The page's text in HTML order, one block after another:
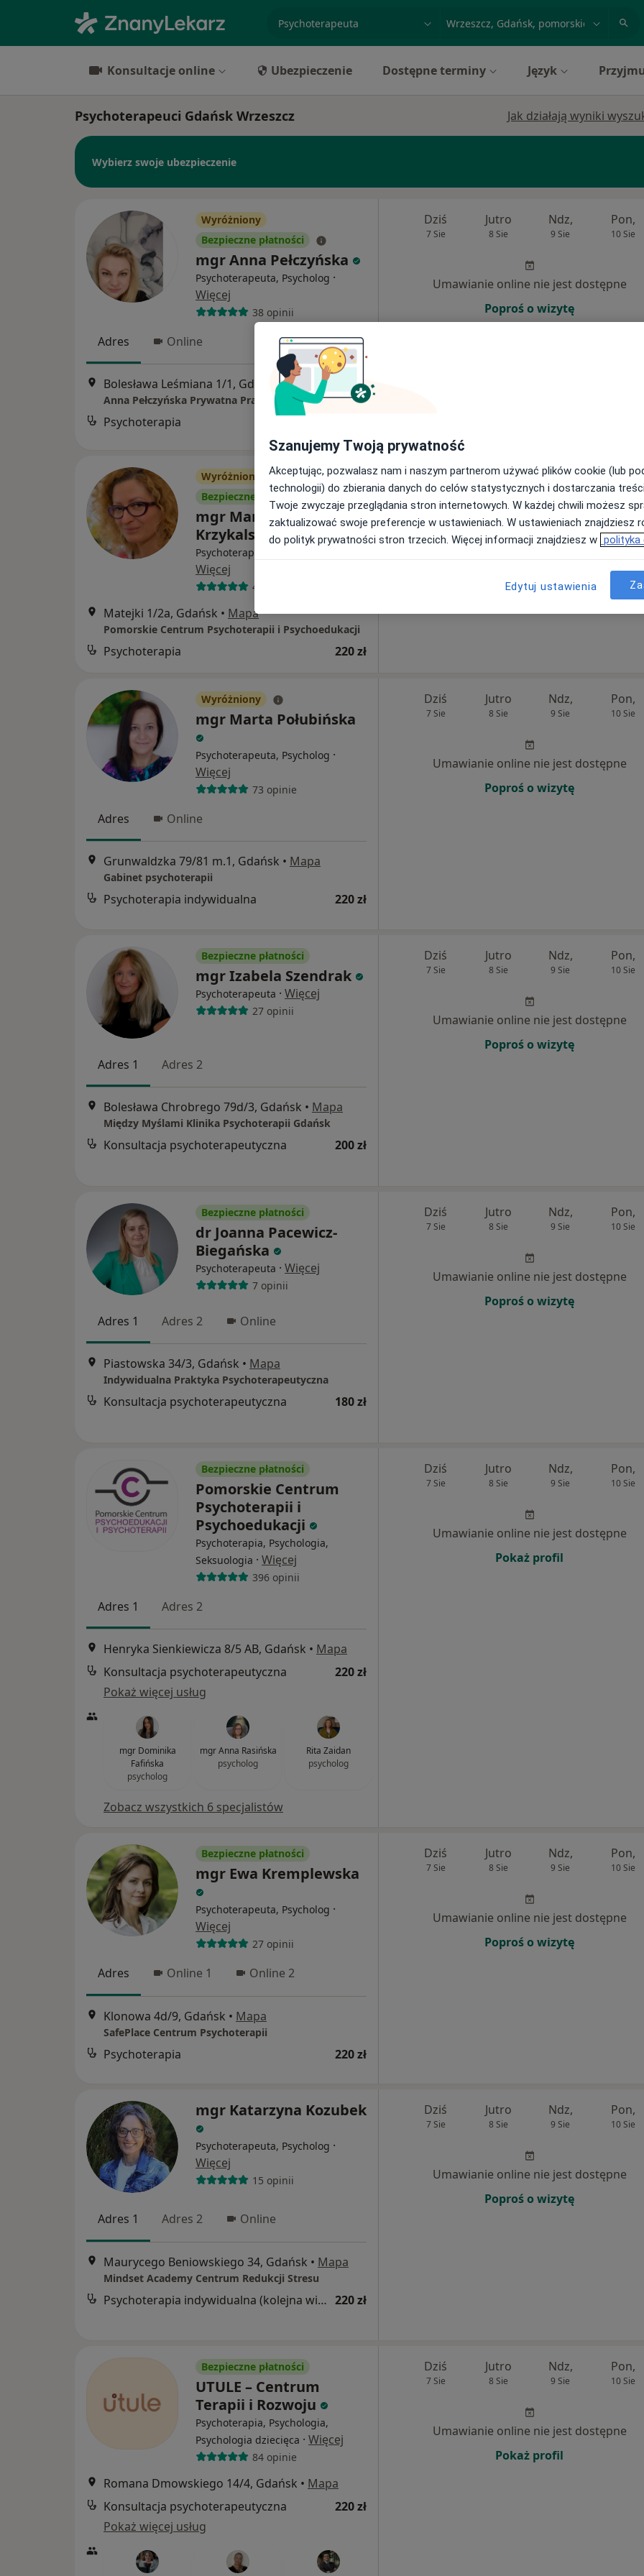
miasto lub dzielnica
Konsultacje online Ubezpieczenie Dostępne terminy Język
Psychoterapeuci Gdańsk Wrzeszcz Jak działają wyniki
Wybierz swoje ubezpieczenie
Wyróżniony
Bezpieczne płatności
mgr Anna Pełczyńska
Psychoterapeuta, Psycholog ·
Więcej
38 opinii
Adres Online
Bolesława Leśmiana 1/1, Gdańsk•Mapa
Anna Pełczyńska Prywatna Praktyka Psychologiczna
Psychoterapia
Dziś
7 Sie
Jutro
8 Sie
Ndz,
9 Sie
Pon,
10 Sie
Umawianie online nie jest dostępne
Poproś o wizytę
Wyróżniony
Bezpieczne płatności
mgr Marzena
Krzykalska
Psychoterapeuta, Psycholog
Więcej
4 opinie
Matejki 1/2a, Gdańsk • Mapa
Pomorskie Centrum Psychoterapii i Psychoedukacji
Psychoterapia 220 zł
Dziś
7 Sie
Jutro
8 Sie
Ndz,
9 Sie
Pon,
10 Sie
Umawianie online nie jest dostępne
Wyróżniony
mgr Marta Połubińska
Psychoterapeuta, Psycholog ·
Więcej
73 opinie
Adres Online
Grunwaldzka 79/81 m.1, Gdańsk • Mapa
Gabinet psychoterapii
Psychoterapia indywidualna 220 zł
Dziś
7 Sie
Jutro
8 Sie
Ndz,
9 Sie
Pon,
10 Sie
Umawianie online nie jest dostępne
Poproś o wizytę
Bezpieczne płatności
mgr Izabela Szendrak
Psychoterapeuta · Więcej
27 opinii
Adres 1 Adres 2
Bolesława Chrobrego 79d/3, Gdańsk • Mapa
Między Myślami Klinika Psychoterapii Gdańsk
Konsultacja psychoterapeutyczna 200 zł
Dziś
7 Sie
Jutro
8 Sie
Ndz,
9 Sie
Pon,
10 Sie
Umawianie online nie jest dostępne
Poproś o wizytę
Bezpieczne płatności
dr Joanna Pacewicz-
Biegańska
Psychoterapeuta · Więcej
7 opinii
Adres 1 Adres 2 Online
Piastowska 34/3, Gdańsk • Mapa
Indywidualna Praktyka Psychoterapeutyczna
Konsultacja psychoterapeutyczna 180 zł
Dziś
7 Sie
Jutro
8 Sie
Ndz,
9 Sie
Pon,
10 Sie
Umawianie online nie jest dostępne
Poproś o wizytę
Bezpieczne płatności
Pomorskie Centrum
Psychoterapii i
Psychoedukacji
Psychoterapia, Psychologia,
Seksuologia · Więcej
396 opinii
Adres 1 Adres 2
Henryka Sienkiewicza 8/5 AB, Gdańsk • Mapa
Konsultacja psychoterapeutyczna
220 zł
Pokaż więcej usług
mgr Dominika
Fafińska
psycholog
mgr Anna Rasińska
psycholog
Rita Zaidan
psycholog
Zobacz wszystkich 6 specjalistów
Dziś
7 Sie
Jutro
8 Sie
Ndz,
9 Sie
Pon,
10 Sie
Umawianie online nie jest dostępne
Pokaż profil
Bezpieczne płatności
mgr Ewa Kremplewska
Psychoterapeuta, Psycholog ·
Więcej
27 opinii
Adres Online 1 Online 2
Klonowa 4d/9, Gdańsk • Mapa
SafePlace Centrum Psychoterapii
Psychoterapia 220 zł
Dziś
7 Sie
Jutro
8 Sie
Ndz,
9 Sie
Pon,
10 Sie
Umawianie online nie jest dostępne
Poproś o wizytę
mgr Katarzyna Kozubek
Psychoterapeuta, Psycholog ·
Więcej
15 opinii
Adres 1 Adres 2 Online
Maurycego Beniowskiego 34, Gdańsk • Mapa
Mindset Academy Centrum Redukcji Stresu
Psychoterapia indywidualna (kolejna wizyta) 220 zł
Dziś
7 Sie
Jutro
8 Sie
Ndz,
9 Sie
Pon,
10 Sie
Umawianie online nie jest dostępne
Poproś o wizytę
Bezpieczne płatności
UTULE – Centrum
Terapii i Rozwoju
Psychoterapia, Psychologia,
Psychologia dziecięca · Więcej
84 opinie
Romana Dmowskiego 14/4, Gdańsk • Mapa
Konsultacja psychoterapeutyczna
220 zł
Pokaż więcej usług
Dziś
7 Sie
Jutro
8 Sie
Ndz,
9 Sie
Pon,
10 Sie
Umawianie online nie jest dostępne
Pokaż profil
Szanujemy Twoją prywatność
Akceptując, pozwalasz nam i naszym partnerom używać plików cookie (lub
technologii) do zbierania danych do celów statystycznych i dostarczania
Twoje zwyczaje przeglądania stron internetowych. W każdej chwili możesz
zaktualizować swoje preferencje w ustawieniach. W ustawieniach znajdziesz
do polityk prywatności stron trzecich. Więcej informacji znajdziesz w polityka
Edytuj ustawienia